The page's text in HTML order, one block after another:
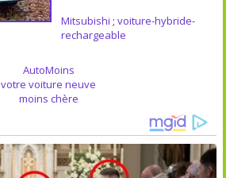
Mitsubishi ; voiture-hybride-
rechargeable
AutoMoins
votre voiture neuve
moins chère